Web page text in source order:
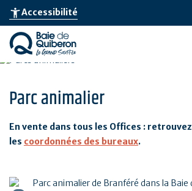
Aller
au
contenu
principal
accessibility_newAccessibilité
Parc animalier
En vente dans tous les Offices : retrouvez
les coordonnées des bureaux.